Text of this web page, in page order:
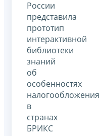
России
представила
прототип
интерактивной
библиотеки
знаний
об
особенностях
налогообложения
в
странах
БРИКС